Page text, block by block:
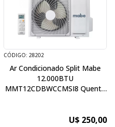
CÓDIGO: 28202
Ar Condicionado Split Mabe
12.000BTU
MMT12CDBWCCMSI8 Quente
U$ 250,00